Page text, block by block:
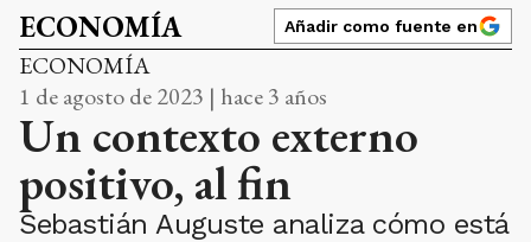
ECONOMÍA Añadir como fuente en
ECONOMÍA
1 de agosto de 2023 | hace 3 años
Un contexto externo
positivo, al fin
Sebastián Auguste analiza cómo está